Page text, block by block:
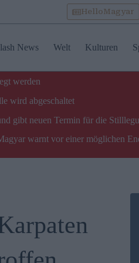
HelloMagyar
News Welt Kulturen
werden
wird abgeschaltet
gibt neuen Termin für die
warnt vor einer möglichen